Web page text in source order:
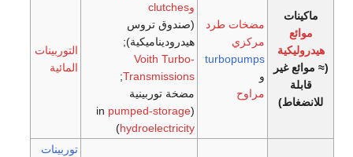
ماكينات
موائع
هيدروليكية
(≈ موائع غير
قابلة
للانضغاط)
مضخات طرد
مركزي
turbopumps
و
مراوح
وclutches
(صندوق تروس
هيدروديناميكية);
Voith Turbo-
Transmissions
;
مضخة توربينية
(in
pumped-storage
hydroelectricity
)
التوربينات
المائية
توربينات